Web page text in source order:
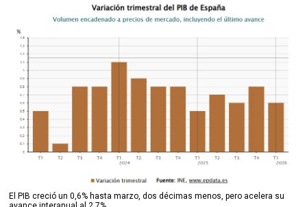
El PIB creció un 0,6% hasta marzo, dos décimas menos, pero acelera su